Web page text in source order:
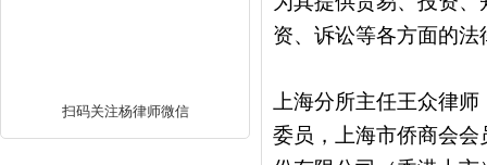
扫码关注杨律师微信
资、诉讼等各方面的
上海分所主任王众律
委员，上海市侨商会